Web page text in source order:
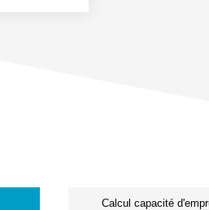
Calcul capacité